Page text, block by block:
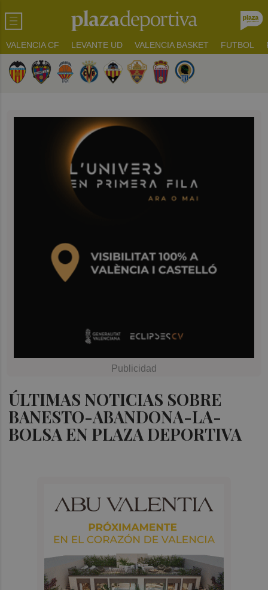
VALENCIA CF LEVANTE UD VALENCIA BASKET FUTBOL
ÚLTIMAS NOTICIAS SOBRE
BANESTO-ABANDONA-LA-
BOLSA EN PLAZA DEPORTIVA